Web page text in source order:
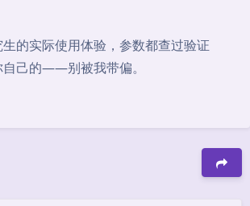
的实际使用体验，参数都查过验证
己的——别被我带偏。